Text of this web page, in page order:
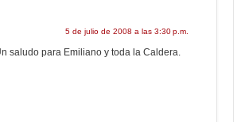
5 de julio de 2008 a las 3:30 p.m.
saludo para Emiliano y toda la Caldera.